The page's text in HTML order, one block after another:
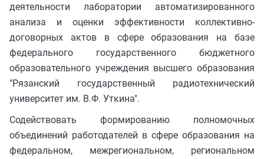
деятельности лаборатории автоматизированного
анализа и оценки эффективности коллективно-
договорных актов в сфере образования на базе
федерального государственного бюджетного
образовательного учреждения высшего образования
"Рязанский государственный радиотехнический
университет им. В.Ф. Уткина".
Содействовать формированию полномочных
объединений работодателей в сфере образования на
федеральном, межрегиональном, региональном